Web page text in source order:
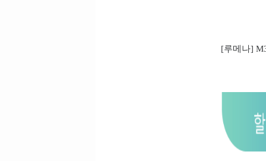
[루메나]